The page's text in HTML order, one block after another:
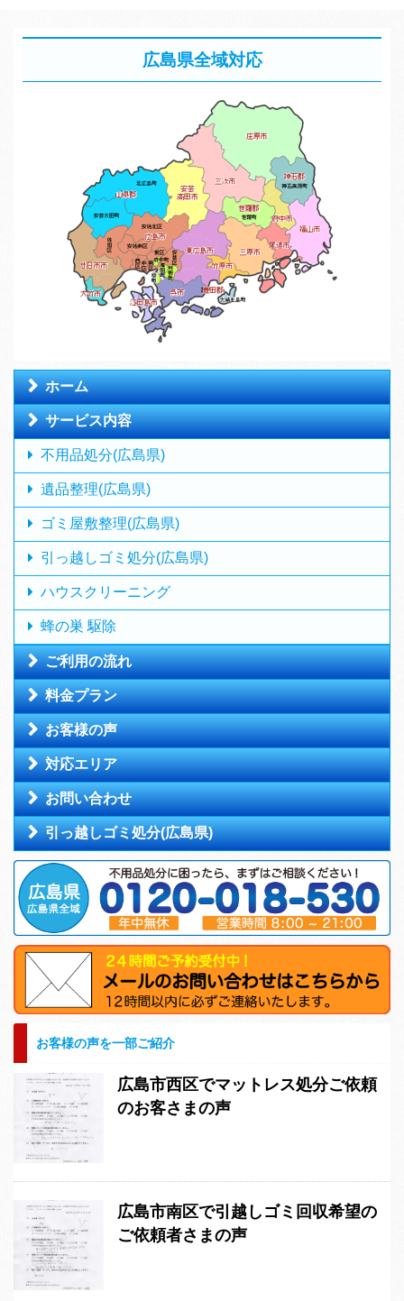
広島県全域対応
ホーム
サービス内容
不用品処分(広島県)
遺品整理(広島県)
ゴミ屋敷整理(広島県)
引っ越しゴミ処分(広島県)
ハウスクリーニング
蜂の巣 駆除
ご利用の流れ
料金プラン
お客様の声
対応エリア
お問い合わせ
引っ越しゴミ処分(広島県)
お客様の声を一部ご紹介
広島市西区でマットレス処分ご依頼
のお客さまの声
広島市南区で引越しゴミ回収希望の
ご依頼者さまの声